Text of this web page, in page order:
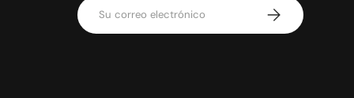
Correo electrónico
Suscribirse